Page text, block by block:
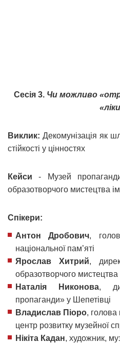
Сесія 3. Чи можливо
Виклик: Декомунізація як
стійкості у цінностях
Кейси- Музей
образотворчого мистецтва
Спікери:
Антон Дробович,
національної пам’яті
Ярослав Хитрий,
образотворчого
Наталія Никонова,
пропаганди» у Шепетівці
Владислав Піоро, голова
центр розвитку музейної
Нікіта Кадан, художник,